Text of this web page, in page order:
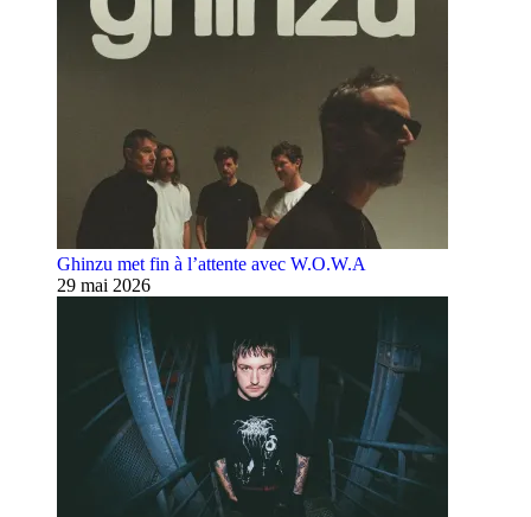
Ghinzu met fin à l’attente avec W.O.W.A
29 mai 2026